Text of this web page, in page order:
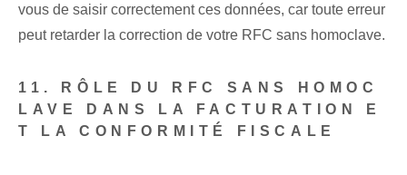
vous de saisir correctement ces données, car toute erreur
peut retarder la correction de votre RFC sans homoclave.
11. RÔLE DU RFC SANS HOMOC
LAVE DANS LA FACTURATION E
T LA CONFORMITÉ FISCALE